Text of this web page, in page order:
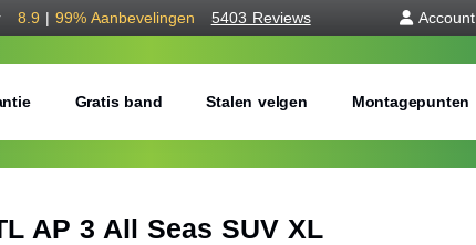
8.9 | 99% Aanbevelingen 5403 Reviews Account
Gratis band Stalen velgen Montagepunten
AP 3 All Seas SUV XL